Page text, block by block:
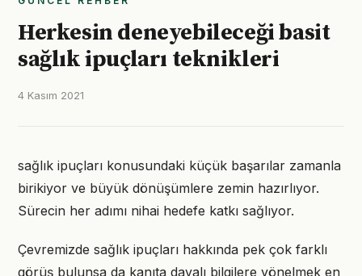
Herkesin deneyebileceği basit
sağlık ipuçları teknikleri
4 Kasım 2021
sağlık ipuçları konusundaki küçük başarılar zamanla
birikiyor ve büyük dönüşümlere zemin hazırlıyor.
Sürecin her adımı nihai hedefe katkı sağlıyor.
Çevremizde sağlık ipuçları hakkında pek çok farklı
görüş bulunsa da kanıta dayalı bilgilere yönelmek en